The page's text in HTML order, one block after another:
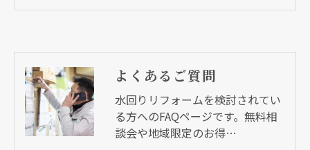
よくあるご質問
水回りリフォームを検討されてい
る方へのFAQページです。無料相
談会や地域限定のお得…